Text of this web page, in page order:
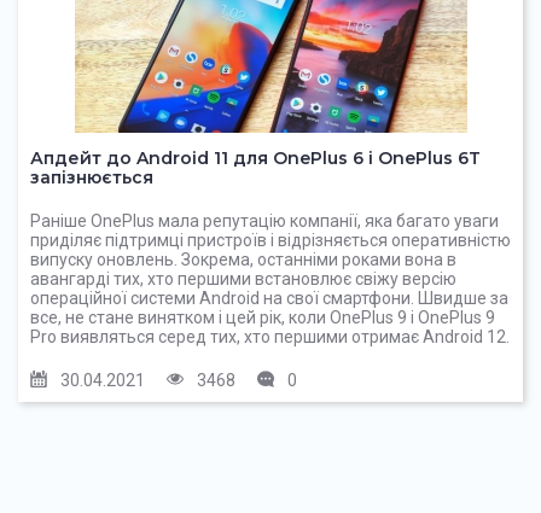
Апдейт до Android 11 для OnePlus 6 і OnePlus 6T
запізнюється
Раніше OnePlus мала репутацію компанії, яка багато уваги
приділяє підтримці пристроїв і відрізняється оперативністю
випуску оновлень. Зокрема, останніми роками вона в
авангарді тих, хто першими встановлює свіжу версію
операційної системи Android на свої смартфони. Швидше за
все, не стане винятком і цей рік, коли OnePlus 9 і OnePlus 9
Pro виявляться серед тих, хто першими отримає Android 12.
30.04.2021 3468 0